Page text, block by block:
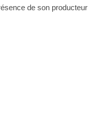
de son producteur